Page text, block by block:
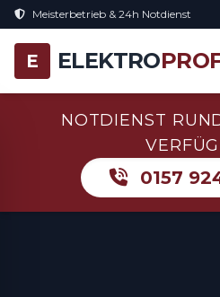
Meisterbetrieb & 24h Notdienst
E ELEKTRO
NOTDIENST
0157